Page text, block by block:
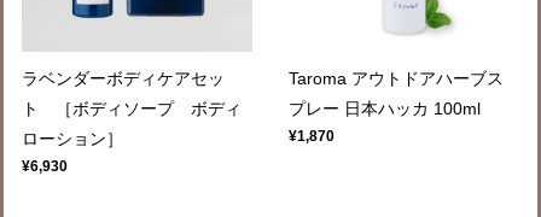
ラベンダーボディケアセッ
ト ［ボディソープ ボディ
ローション］
¥6,930
Taroma アウトドアハーブス
プレー 日本ハッカ 100ml
¥1,870